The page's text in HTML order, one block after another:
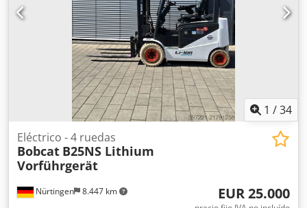
1 /34
Nürtingen 8.447 km
Eléctrico - 4 ruedas
Bobcat B25NS Lithium
Vorführgerät
EUR 25.000